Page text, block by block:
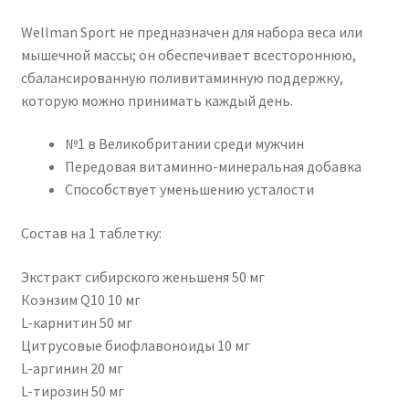
Wellman Sport не предназначен для набора веса или
мышечной массы; он обеспечивает всестороннюю,
сбалансированную поливитаминную поддержку,
которую можно принимать каждый день.
№1 в Великобритании среди мужчин
Передовая витаминно-минеральная добавка
Способствует уменьшению усталости
Состав на 1 таблетку:
Экстракт сибирского женьшеня 50 мг
Коэнзим Q10 10 мг
L-карнитин 50 мг
Цитрусовые биофлавоноиды 10 мг
L-аргинин 20 мг
L-тирозин 50 мг